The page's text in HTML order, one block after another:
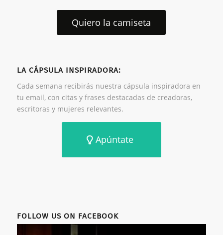
Quiero la camiseta
LA CÁPSULA INSPIRADORA:
Cada semana recibirás nuestra cápsula inspiradora en
tu email, con citas y frases destacadas de creadoras,
escritoras y mujeres relevantes.
Apúntate
FOLLOW US ON FACEBOOK